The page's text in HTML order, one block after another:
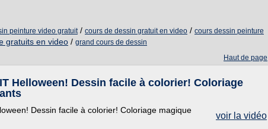
peinture video gratuit/ cours de dessin gratuit en video / cours dessin peinture
gratuits en video / grand cours de dessin
Haut de page
Helloween! Dessin facile à colorier! Coloriage
voir la vidéo
Dessin facile à colorier! Coloriage magique